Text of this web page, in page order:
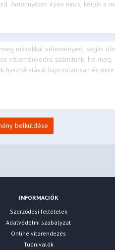
belküldése
INFORMÁCIÓK
Szerződési feltételek
Adatvédelmi szabályzat
Online vitarendezés
Tudnivalók